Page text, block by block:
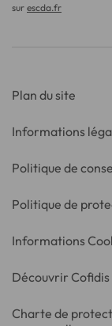
sur escda.fr
Plan du site
Informations
Politique de
Politique de
Informations
Découvrir Cofidis
Charte de